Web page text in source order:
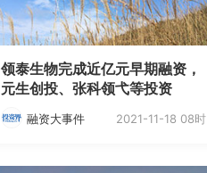
领泰生物完成近亿元早期融资，
元生创投、张科领弋等投资
融资大事件 2021-11-18 08时